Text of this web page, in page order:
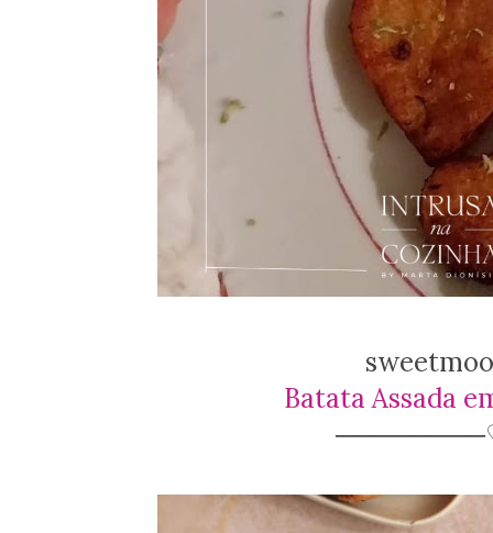
Batata Assada